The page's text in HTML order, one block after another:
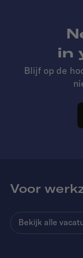
in
Blijf op de
Voor
Bekijk alle